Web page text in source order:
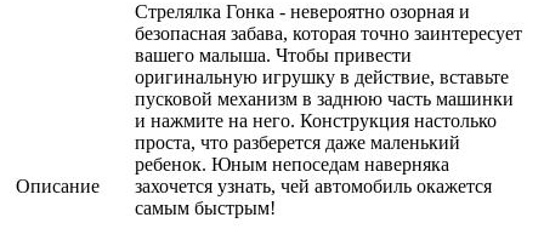
Описание
Стрелялка Гонка - невероятно озорная и
безопасная забава, которая точно заинтересует
вашего малыша. Чтобы привести
оригинальную игрушку в действие, вставьте
пусковой механизм в заднюю часть машинки
и нажмите на него. Конструкция настолько
проста, что разберется даже маленький
ребенок. Юным непоседам наверняка
захочется узнать, чей автомобиль окажется
самым быстрым!